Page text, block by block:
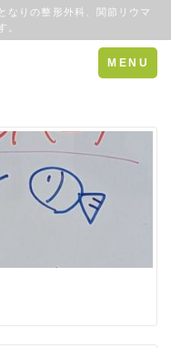
なりの整形外科、関節リウマ
。
Toggle
navigation
MENU